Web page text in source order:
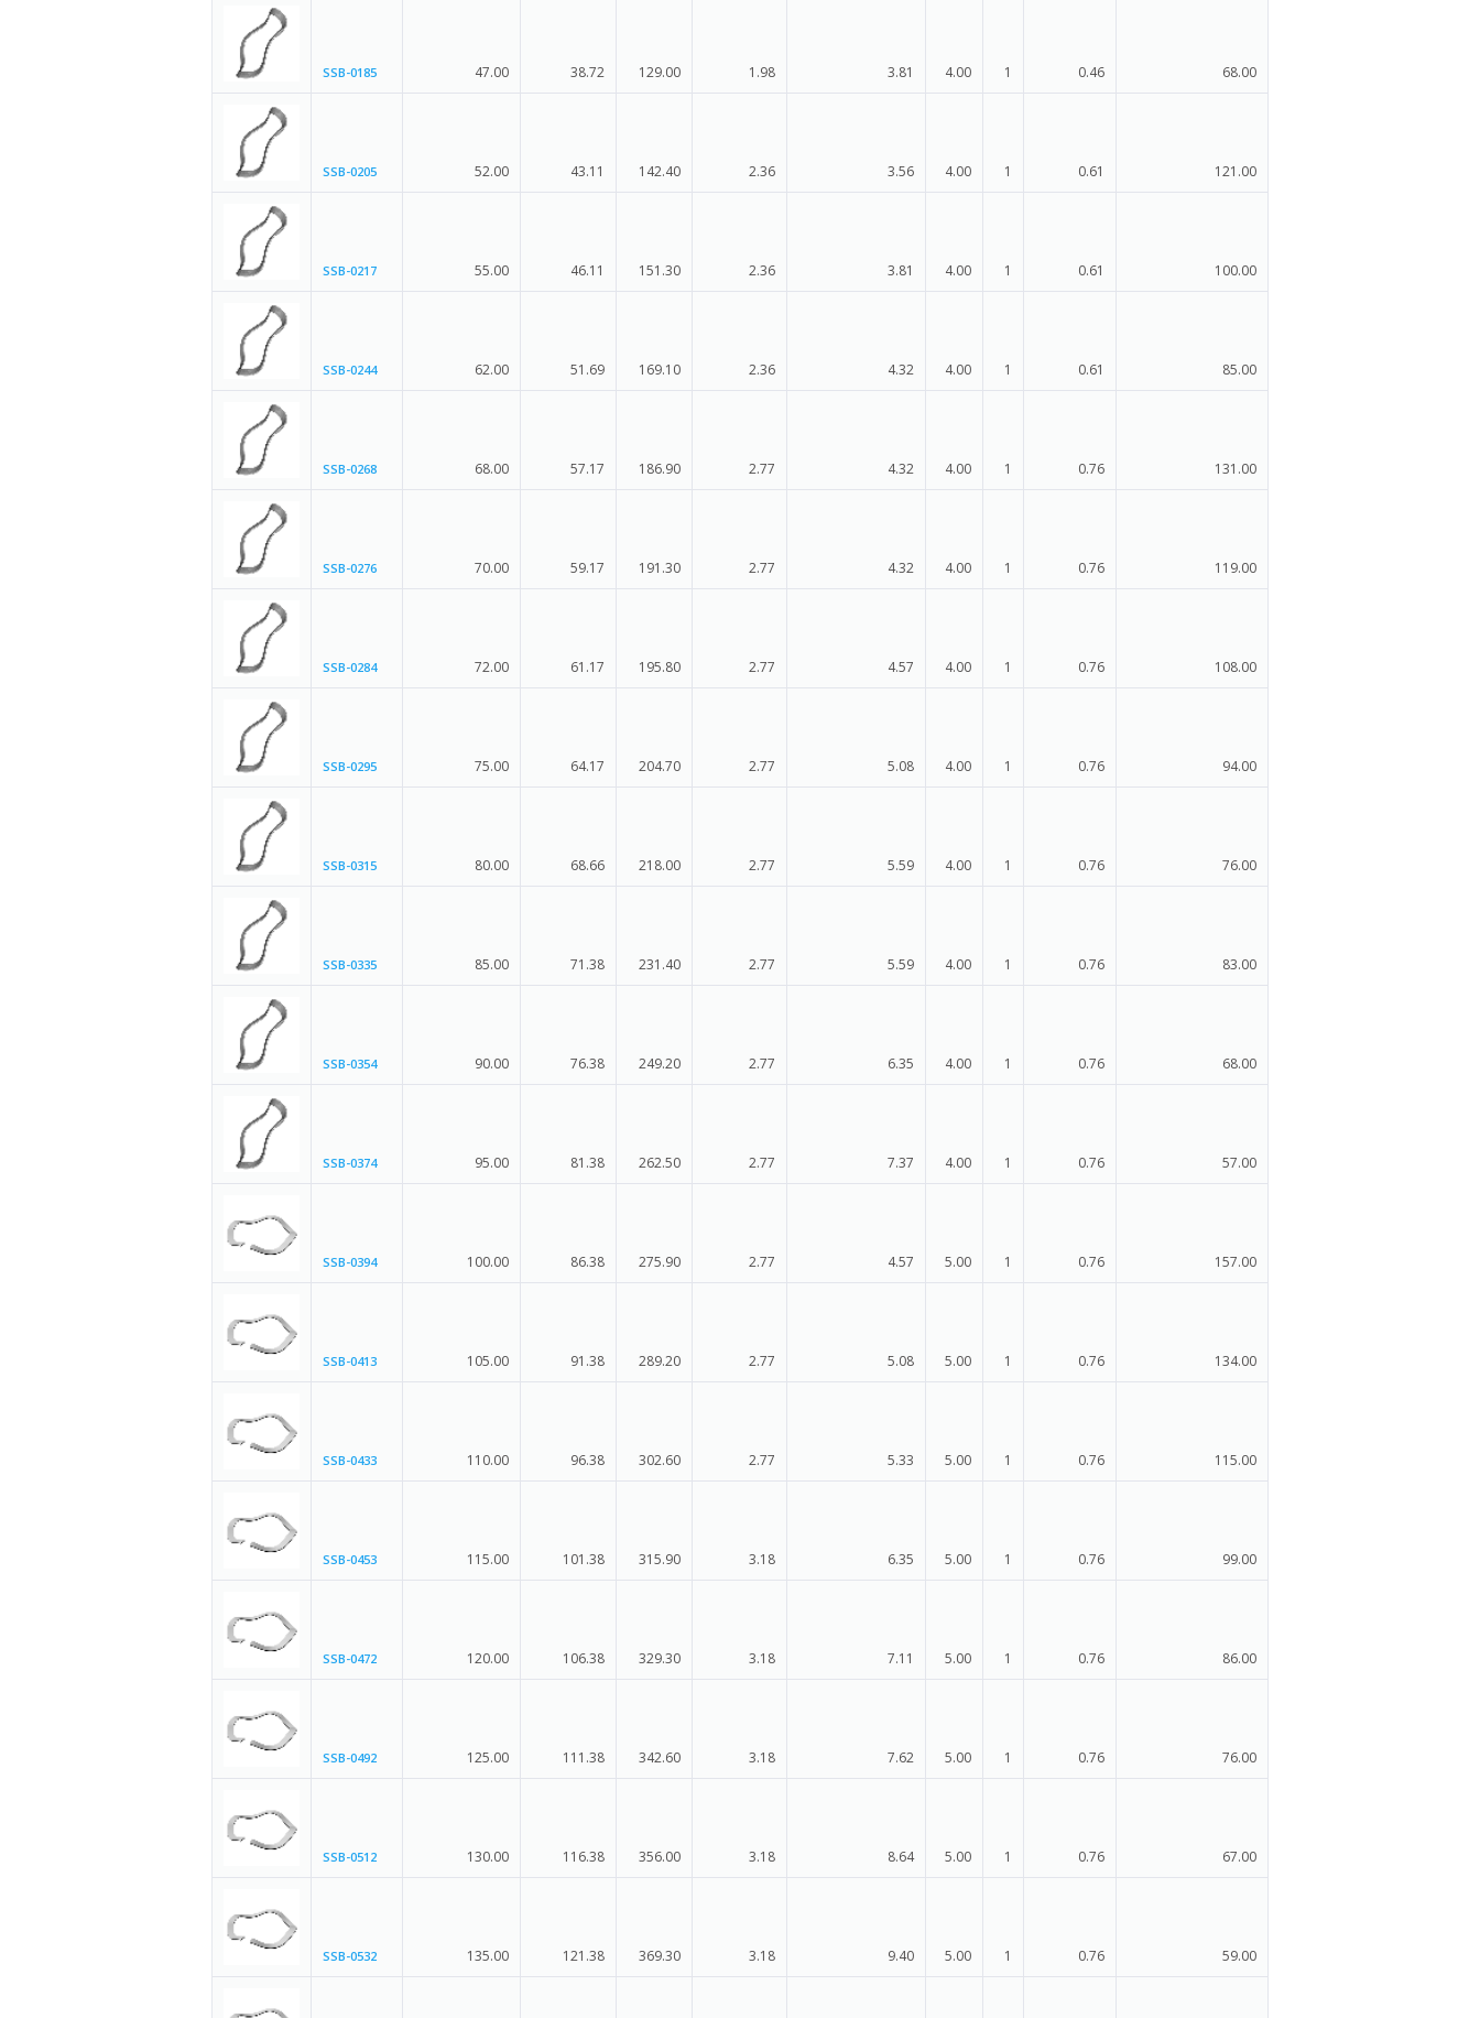
SSB-0185 47.00 38.72 129.00 1.98 3.81 4.00 1 0.46 68.00
SSB-0205 52.00 43.11 142.40 2.36 3.56 4.00 1 0.61 121.00
SSB-0217 55.00 46.11 151.30 2.36 3.81 4.00 1 0.61 100.00
SSB-0244 62.00 51.69 169.10 2.36 4.32 4.00 1 0.61 85.00
SSB-0268 68.00 57.17 186.90 2.77 4.32 4.00 1 0.76 131.00
SSB-0276 70.00 59.17 191.30 2.77 4.32 4.00 1 0.76 119.00
SSB-0284 72.00 61.17 195.80 2.77 4.57 4.00 1 0.76 108.00
SSB-0295 75.00 64.17 204.70 2.77 5.08 4.00 1 0.76 94.00
SSB-0315 80.00 68.66 218.00 2.77 5.59 4.00 1 0.76 76.00
SSB-0335 85.00 71.38 231.40 2.77 5.59 4.00 1 0.76 83.00
SSB-0354 90.00 76.38 249.20 2.77 6.35 4.00 1 0.76 68.00
SSB-0374 95.00 81.38 262.50 2.77 7.37 4.00 1 0.76 57.00
SSB-0394 100.00 86.38 275.90 2.77 4.57 5.00 1 0.76 157.00
SSB-0413 105.00 91.38 289.20 2.77 5.08 5.00 1 0.76 134.00
SSB-0433 110.00 96.38 302.60 2.77 5.33 5.00 1 0.76 115.00
SSB-0453 115.00 101.38 315.90 3.18 6.35 5.00 1 0.76 99.00
SSB-0472 120.00 106.38 329.30 3.18 7.11 5.00 1 0.76 86.00
SSB-0492 125.00 111.38 342.60 3.18 7.62 5.00 1 0.76 76.00
SSB-0512 130.00 116.38 356.00 3.18 8.64 5.00 1 0.76 67.00
SSB-0532 135.00 121.38 369.30 3.18 9.40 5.00 1 0.76 59.00